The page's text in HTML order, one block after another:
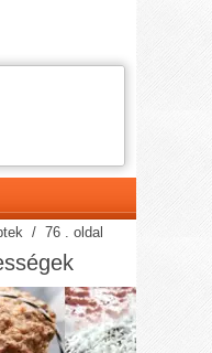
/ 76 . oldal